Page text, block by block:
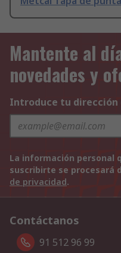
Mantente al
novedades y
Introduce tu dirección
La información personal
suscribirte se procesará
de privacidad.
Contáctanos
91 512 96 99